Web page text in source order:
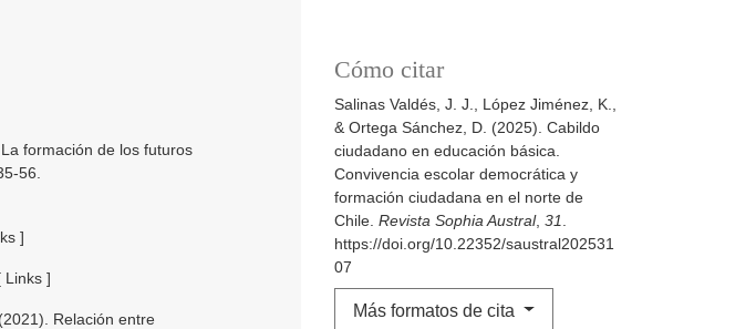
Cómo citar
Salinas Valdés, J. J., López Jiménez, K.,
& Ortega Sánchez, D. (2025). Cabildo
ciudadano en educación básica.
Convivencia escolar democrática y
formación ciudadana en el norte de
Chile. Revista Sophia Austral, 31
https://doi.org/10.22352/saustral202531
07
Más formatos de cita
formación de los futuros
56.
]
Links ]
Relación entre